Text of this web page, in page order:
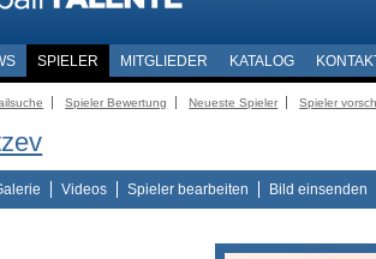
SPIELER MITGLIEDER KATALOG
Spieler Bewertung Neueste Spieler
Spieler
Videos Spieler bearbeiten Bild einsenden